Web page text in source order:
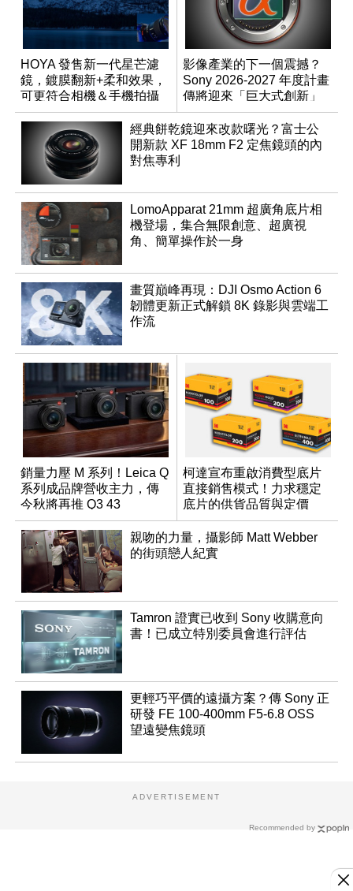
HOYA 發售新一代星芒濾
鏡，鍍膜翻新+柔和效果，
可更符合相機＆手機拍攝
需求
影像產業的下一個震撼？
Sony 2026-2027 年度計畫
傳將迎來「巨大式創新」
經典餅乾鏡迎來改款曙光？富士公
開新款 XF 18mm F2 定焦鏡頭的內
對焦專利
LomoApparat 21mm 超廣角底片相
機登場，集合無限創意、超廣視
角、簡單操作於一身
畫質巔峰再現：DJI Osmo Action 6
韌體更新正式解鎖 8K 錄影與雲端工
作流
銷量力壓 M 系列！Leica Q
系列成品牌營收主力，傳
今秋將再推 Q3 43
Monochrom
柯達宣布重啟消費型底片
直接銷售模式！力求穩定
底片的供貨品質與定價
親吻的力量，攝影師 Matt Webber
的街頭戀人紀實
Tamron 證實已收到 Sony 收購意向
書！已成立特別委員會進行評估
更輕巧平價的遠攝方案？傳 Sony 正
研發 FE 100-400mm F5-6.8 OSS
望遠變焦鏡頭
Recommended by
ADVERTISEMENT